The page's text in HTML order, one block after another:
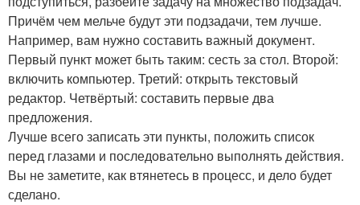
Причём чем мельче будут эти подзадачи, тем лучше.
Например, вам нужно составить важный документ.
Первый пункт может быть таким: сесть за стол. Второй:
включить компьютер. Третий: открыть текстовый
редактор. Четвёртый: составить первые два
предложения.
Лучше всего записать эти пункты, положить список
перед глазами и последовательно выполнять действия.
Вы не заметите, как втянетесь в процесс, и дело будет
сделано.